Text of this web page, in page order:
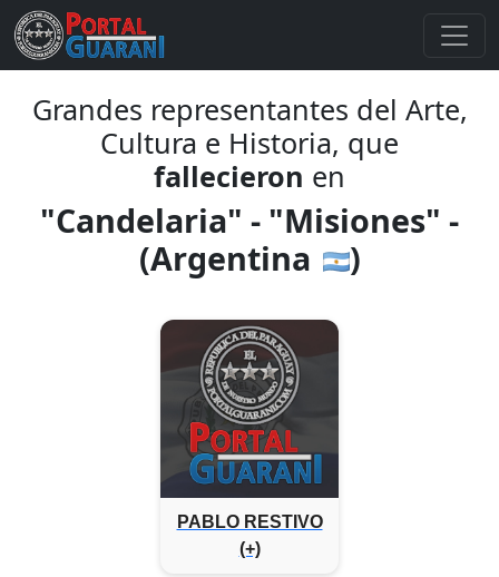
Grandes representantes del Arte,
Cultura e Historia, que
fallecieron en
"Candelaria" - "Misiones" -
(Argentina
)
PABLO RESTIVO
(+)